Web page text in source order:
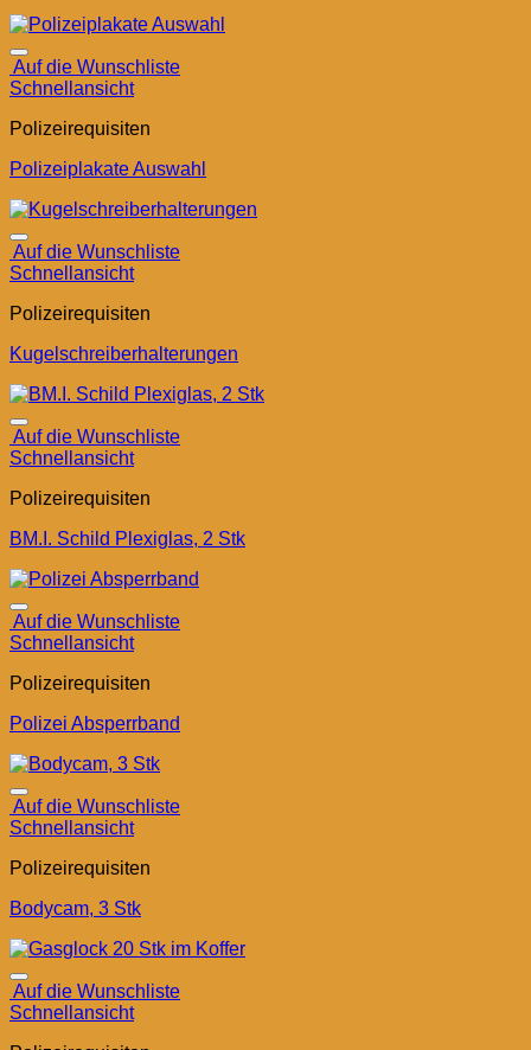
Auf die Wunschliste
Schnellansicht
Polizeirequisiten
Polizeiplakate Auswahl
Auf die Wunschliste
Schnellansicht
Polizeirequisiten
Kugelschreiberhalterungen
Auf die Wunschliste
Schnellansicht
Polizeirequisiten
BM.I. Schild Plexiglas, 2 Stk
Auf die Wunschliste
Schnellansicht
Polizeirequisiten
Polizei Absperrband
Auf die Wunschliste
Schnellansicht
Polizeirequisiten
Bodycam, 3 Stk
Auf die Wunschliste
Schnellansicht